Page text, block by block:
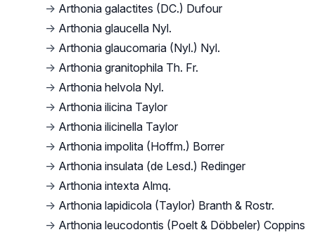
→ Arthonia galactites (DC.) Dufour
→ Arthonia glaucella Nyl.
→ Arthonia glaucomaria (Nyl.) Nyl.
→ Arthonia granitophila Th. Fr.
→ Arthonia helvola Nyl.
→ Arthonia ilicina Taylor
→ Arthonia ilicinella Taylor
→ Arthonia impolita (Hoffm.) Borrer
→ Arthonia insulata (de Lesd.) Redinger
→ Arthonia intexta Almq.
→ Arthonia lapidicola (Taylor) Branth & Rostr.
→ Arthonia leucodontis (Poelt & Döbbeler) Coppins